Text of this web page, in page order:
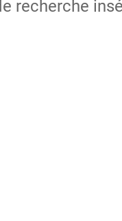
recherche